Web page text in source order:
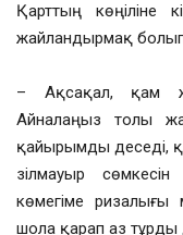
Қарттың көңіліне
жайландырмақ
– Ақсақал, қам
Айналаңыз толы
қайырымды деседі,
зілмауыр
көмегіме
шола қарап аз тұрды